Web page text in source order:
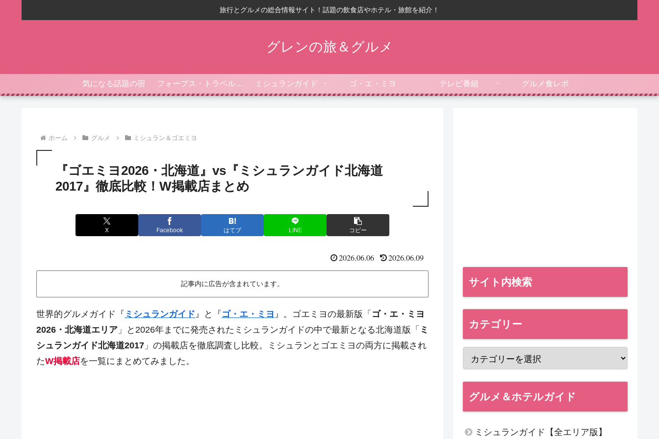
旅行とグルメの総合情報サイト！話題の飲食店やホテル・旅館を紹介！
グレンの旅＆グルメ
気になる話題の宿 フォーブス・トラベルガイド ミシュランガイド ゴ・エ・ミヨ テレビ番組 グルメ食レポ
ホーム グルメ ミシュラン＆ゴエミヨ
『ゴエミヨ2026・北海道』vs『ミシュランガイド北海道
2017』徹底比較！W掲載店まとめ
X Facebook はてブ LINE コピー
2026.06.06 2026.06.09
記事内に広告が含まれています。
世界的グルメガイド『 ミシュランガイド』と『 ゴ・エ・ミヨ 』。ゴエミヨの最新版「 ゴ・エ・ミヨ
2026・北海道エリア 」と2026年までに発売されたミシュランガイドの中で最新となる北海道版「 ミ
シュランガイド北海道2017 」の掲載店を徹底調査し比較。ミシュランとゴエミヨの両方に掲載され
たW掲載店を一覧にまとめてみました。
サイト内検索
カテゴリー
グルメ＆ホテルガイド
ミシュランガイド【全エリア版】